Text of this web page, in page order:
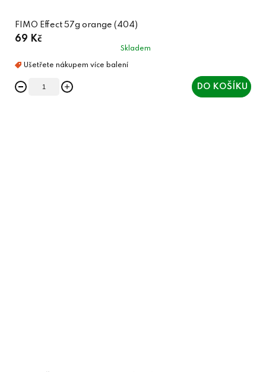
FIMO Effect 57g orange (404)
69 Kč
Skladem
DO KOŠÍKU